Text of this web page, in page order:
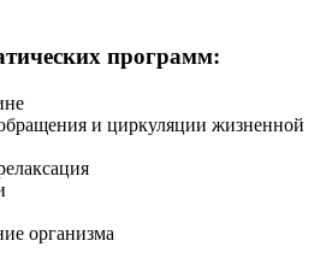
программ:
и циркуляции жизненной
организма